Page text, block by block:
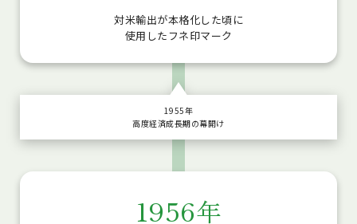
対米輸出が本格化した頃に
使用したフネ印マーク
1955年
高度経済成長期の幕開け
1956年